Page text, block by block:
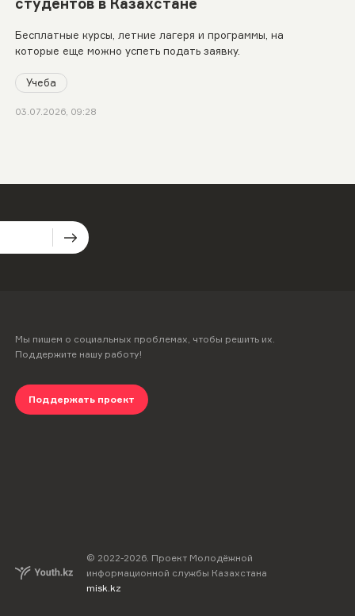
Бесплатные курсы, летние лагеря и программы, на
которые еще можно успеть подать заявку.
Учеба
03.07.2026, 09:28
Мы пишем о социальных проблемах, чтобы решить их.
Поддержите нашу работу!
Поддержать проект
© 2022-2026 Проект Молодёжной
информационной службы Казахстана
misk.kz